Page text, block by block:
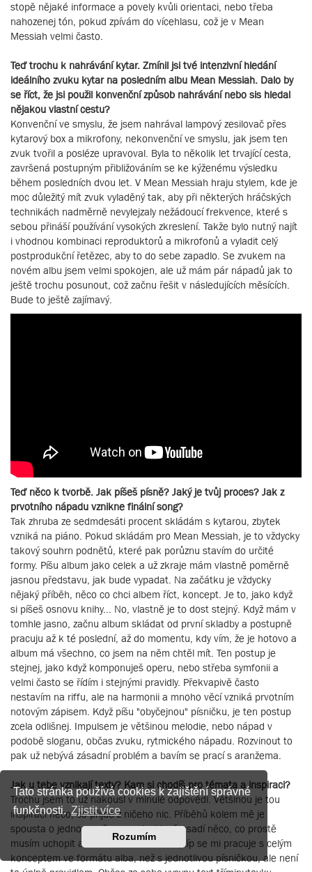
Tato stránka používá cookies k zajištění správné
funkčnosti.Zjistit více
Rozumím
stopě nějaké informace a povely kvůli orientaci, nebo třeba
nahozenej tón, pokud zpívám do vícehlasu, což je v Mean
Messiah velmi často.
Teď trochu k nahrávání kytar. Zmínil jsi tvé intenzivní hledání
ideálního zvuku kytar na posledním albu Mean Messiah. Dalo by
se říct, že jsi použil konvenční způsob nahrávání nebo sis hledal
nějakou vlastní cestu?
Konvenční ve smyslu, že jsem nahrával lampový zesilovač přes
kytarový box a mikrofony, nekonvenční ve smyslu, jak jsem ten
zvuk tvořil a posléze upravoval. Byla to několik let trvající cesta,
završená postupným přibližováním se ke kýženému výsledku
během posledních dvou let. V Mean Messiah hraju stylem, kde je
moc důležitý mít zvuk vyladěný tak, aby při některých hráčských
technikách nadměrně nevylejzaly nežádoucí frekvence, které s
sebou přináší používání vysokých zkreslení. Takže bylo nutný najít
i vhodnou kombinaci reproduktorů a mikrofonů a vyladit celý
postprodukční řetězec, aby to do sebe zapadlo. Se zvukem na
novém albu jsem velmi spokojen, ale už mám pár nápadů jak to
ještě trochu posunout, což začnu řešit v následujících měsících.
Bude to ještě zajímavý.
Teď něco k tvorbě. Jak píšeš písně? Jaký je tvůj proces? Jak z
prvotního nápadu vznikne finální song?
Tak zhruba ze sedmdesáti procent skládám s kytarou, zbytek
vzniká na piáno. Pokud skládám pro Mean Messiah, je to vždycky
takový souhrn podnětů, které pak porůznu stavím do určité
formy. Píšu album jako celek a už zkraje mám vlastně poměrně
jasnou představu, jak bude vypadat. Na začátku je vždycky
nějaký příběh, něco co chci albem říct, koncept. Je to, jako když
si píšeš osnovu knihy... No, vlastně je to dost stejný. Když mám v
tomhle jasno, začnu album skládat od první skladby a postupně
pracuju až k té poslední, až do momentu, kdy vím, že je hotovo a
album má všechno, co jsem na něm chtěl mít. Ten postup je
stejnej, jako když komponuješ operu, nebo střeba symfonii a
velmi často se řídím i stejnými pravidly. Překvapivě často
nestavím na riffu, ale na harmonii a mnoho věcí vzniká prvotním
notovým zápisem. Když píšu "obyčejnou" písničku, je ten postup
zcela odlišnej. Impulsem je většinou melodie, nebo nápad v
podobě sloganu, občas zvuku, rytmického nápadu. Rozvinout to
pak už nebývá zásadní problém a bavím se prací s aranžema.
Jak u tebe vznikají texty? Kam si chodíš pro témata a inspiraci?
Trochu jsem to už nakousl v minulé odpovědi. Většinou je tou
inspirací něco, co přijde z ničeho nic. Příběhů kolem mě je
spousta o jednou za čas se mi v hlavě usadí něco, co prostě
musím uchopit a rozvinout. Paradoxně, líp se mi pracuje s celým
konceptem ve formátu alba, než s jednotlivou písničkou, ale není